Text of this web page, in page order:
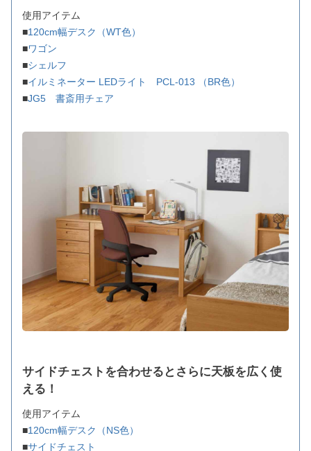
使用アイテム
■120cm幅デスク（WT色）
■ワゴン
■シェルフ
■イルミネーター LEDライト PCL-013 （BR色）
■JG5 書斎用チェア
サイドチェストを合わせるとさらに天板を広く使
える！
使用アイテム
■120cm幅デスク（NS色）
■サイドチェスト